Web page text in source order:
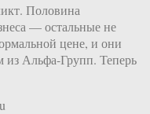
Половина
— остальные не
цене, и они
из Альфа-Групп. Теперь